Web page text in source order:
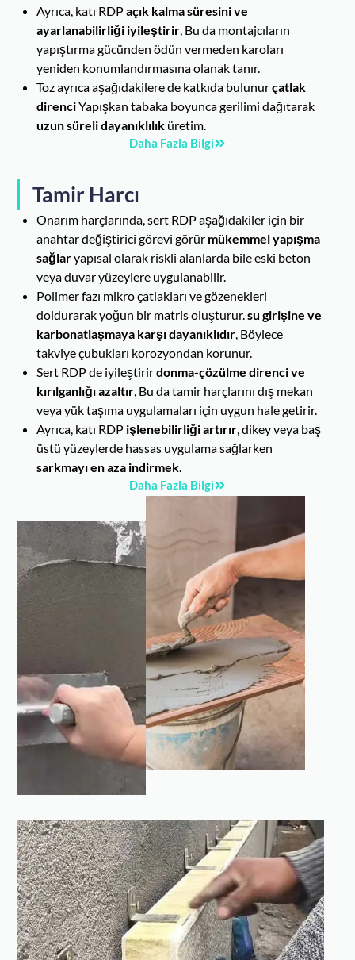
Ayrıca, katı RDPaçık kalma süresini ve
ayarlanabilirliği iyileştirir, Bu da montajcıların
yapıştırma gücünden ödün vermeden karoları
yeniden konumlandırmasına olanak tanır.
Toz ayrıca aşağıdakilere de katkıda bulunurçatlak
direnciYapışkan tabaka boyunca gerilimi dağıtarak
uzun süreli dayanıklılık üretim.
Daha Fazla Bilgi
Tamir Harcı
Onarım harçlarında, sert RDP aşağıdakiler için bir
anahtar değiştirici görevi görür mükemmel yapışma
sağlaryapısal olarak riskli alanlarda bile eski beton
veya duvar yüzeylere uygulanabilir.
Polimer fazı mikro çatlakları ve gözenekleri
doldurarak yoğun bir matris oluşturur.su girişine ve
karbonatlaşmaya karşı dayanıklıdır, Böylece
takviye çubukları korozyondan korunur.
Sert RDP de iyileştirirdonma-çözülme direnci ve
kırılganlığı azaltır, Bu da tamir harçlarını dış mekan
veya yük taşıma uygulamaları için uygun hale getirir.
Ayrıca, katı RDP işlenebilirliği artırır, dikey veya baş
üstü yüzeylerde hassas uygulama sağlarken
sarkmayı en aza indirmek.
Daha Fazla Bilgi